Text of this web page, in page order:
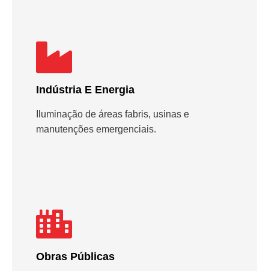
Indústria E Energia
Iluminação de áreas fabris, usinas e
manutenções emergenciais.
Obras Públicas